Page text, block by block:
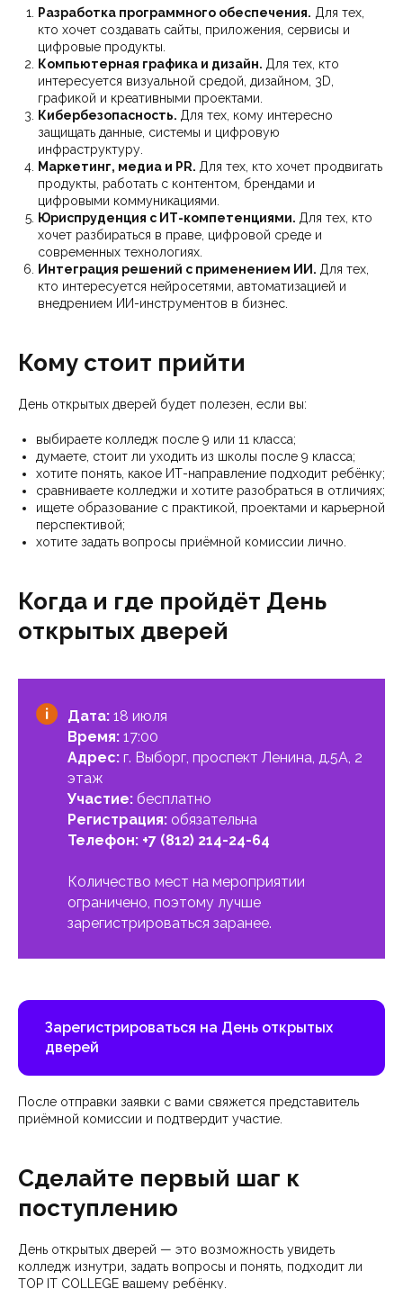
Разработка программного обеспечения. Для тех,
кто хочет создавать сайты, приложения, сервисы и
цифровые продукты.
Компьютерная графика и дизайн. Для тех, кто
интересуется визуальной средой, дизайном, 3D,
графикой и креативными проектами.
Кибербезопасность. Для тех, кому интересно
защищать данные, системы и цифровую
инфраструктуру.
Маркетинг, медиа и PR. Для тех, кто хочет продвигать
продукты, работать с контентом, брендами и
цифровыми коммуникациями.
Юриспруденция с ИТ-компетенциями. Для тех, кто
хочет разбираться в праве, цифровой среде и
современных технологиях.
Интеграция решений с применением ИИ. Для тех,
кто интересуется нейросетями, автоматизацией и
внедрением ИИ-инструментов в бизнес.
Кому стоит прийти
День открытых дверей будет полезен, если вы:
выбираете колледж после 9 или 11 класса;
думаете, стоит ли уходить из школы после 9 класса;
хотите понять, какое ИТ-направление подходит ребёнку;
сравниваете колледжи и хотите разобраться в отличиях;
ищете образование с практикой, проектами и карьерной
перспективой;
хотите задать вопросы приёмной комиссии лично.
Когда и где пройдёт День
открытых дверей
Дата: 18 июля
Время: 17:00
Адрес: г. Выборг, проспект Ленина, д.5А, 2
этаж
Участие: бесплатно
Регистрация: обязательна
Телефон: +7 (812) 214-24-64
Количество мест на мероприятии
ограничено, поэтому лучше
зарегистрироваться заранее.
Зарегистрироваться на День открытых
дверей
После отправки заявки с вами свяжется представитель
приёмной комиссии и подтвердит участие.
Сделайте первый шаг к
поступлению
День открытых дверей — это возможность увидеть
колледж изнутри, задать вопросы и понять, подходит ли
TOP IT COLLEGE вашему ребёнку.